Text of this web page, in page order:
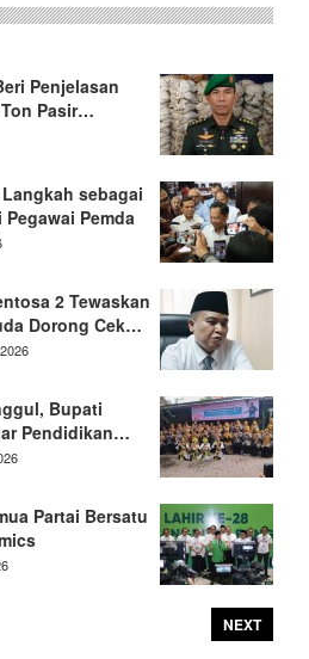
Penjelasan
Pasir…
sebagai
Pemda
2 Tewaskan
Dorong Cek…
Bupati
Pendidikan…
Partai Bersatu
NEXT